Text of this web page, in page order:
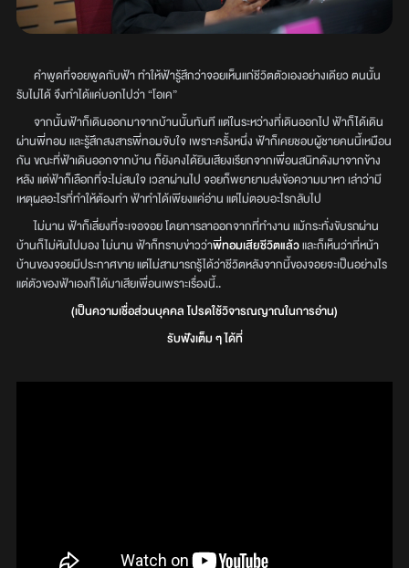
คำพูดที่จอยพูดกับฟ้า ทำให้ฟ้ารู้สึกว่าจอยเห็นแก่ชีวิตตัวเองอย่างเดียว ตนนั้น
รับไม่ได้ จึงทำได้แค่บอกไปว่า “โอเค”
จากนั้นฟ้าก็เดินออกมาจากบ้านนั้นทันที แต่ในระหว่างที่เดินออกไป ฟ้าก็ได้เดิน
ผ่านพี่ทอม และรู้สึกสงสารพี่ทอมจับใจ เพราะครั้งหนึ่ง ฟ้าก็เคยชอบผู้ชายคนนี้เหมือน
กัน ขณะที่ฟ้าเดินออกจากบ้าน ก็ยังคงได้ยินเสียงเรียกจากเพื่อนสนิทดังมาจากข้าง
หลัง แต่ฟ้าก็เลือกที่จะไม่สนใจ เวลาผ่านไป จอยก็พยายามส่งข้อความมาหา เล่าว่ามี
เหตุผลอะไรที่ทำให้ต้องทำ ฟ้าทำได้เพียงแค่อ่าน แต่ไม่ตอบอะไรกลับไป
ไม่นาน ฟ้าก็เลี่ยงที่จะเจอจอย โดยการลาออกจากที่ทำงาน แม้กระทั่งขับรถผ่าน
บ้านก็ไม่หันไปมอง ไม่นาน ฟ้าก็ทราบข่าวว่าพี่ทอมเสียชีวิตแล้วและก็เห็นว่าที่หน้า
บ้านของจอยมีประกาศขาย แต่ไม่สามารถรู้ได้ว่าชีวิตหลังจากนี้ของจอยจะเป็นอย่างไร
แต่ตัวของฟ้าเองก็ได้มาเสียเพื่อนเพราะเรื่องนี้..
(เป็นความเชื่อส่วนบุคคล โปรดใช้วิจารณญาณในการอ่าน)
รับฟังเต็ม ๆ ได้ที่